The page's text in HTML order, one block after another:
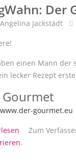
Der
Angelina Jackstädt
einen Mann der
lecker Rezept
Gourmet
gourmet.eu
über
Zum
.